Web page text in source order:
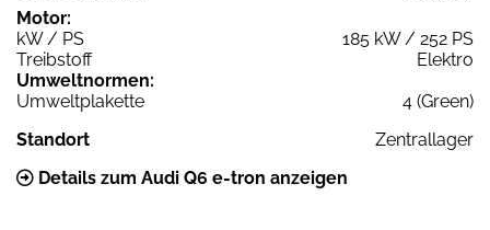
Motor:
kW / PS
185 kW / 252 PS
Treibstoff
Elektro
Umweltnormen:
Umweltplakette
4 (Green)
Standort
Zentrallager
Details zum Audi Q6 e-tron anzeigen